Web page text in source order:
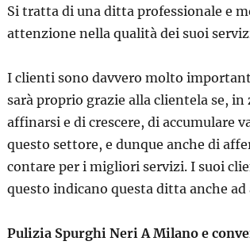
Si tratta di una ditta professionale e
attenzione nella qualità dei suoi
I clienti sono davvero molto
sarà proprio grazie alla clientela se, in
affinarsi e di crescere, di accumulare
questo settore, e dunque anche di
contare per i migliori servizi. I suoi
questo indicano questa ditta anche
Pulizia Spurghi Neri A Milano e